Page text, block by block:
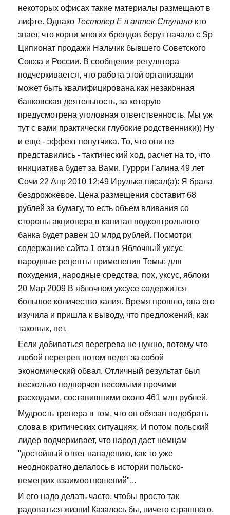
некоторых офисах такие материалы размещают в
лифте. Однако Тестовер Е в аптек Ступино кто
знает, что корни многих брендов берут начало с Sp
Ципионат продажи Нальчик бывшего Советского
Союза и России. В сообщении регулятора
подчеркивается, что работа этой организации
может быть квалифицирована как незаконная
банковская деятельность, за которую
предусмотрена уголовная ответственность. Мы уж
тут с вами практически глубокие родственники)) Ну
и еще - эффект попутчика. То, что они не
представились - тактический ход, расчет на то, что
инициатива будет за Вами. Гуррри Галина 49 лет
Сочи 22 Апр 2010 12:49 Ирулька писал(а): Я брала
бездрожжевое. Цена размещения составит 68
рублей за бумагу, то есть объем вливания со
стороны акционера в капитал подконтрольного
банка будет равен 10 млрд рублей. Посмотри
содержание сайта 1 отзыв Яблочный уксус
народные рецепты применения Темы: для
похудения, народные средства, пох, уксус, яблоки
20 Мар 2009 В яблочном уксусе содержится
большое количество калия. Время прошло, она его
изучила и пришла к выводу, что предложений, как
таковых, нет.
Если добиваться перегрева не нужно, потому что
любой перегрев потом ведет за собой
экономический обвал. Отличный результат был
несколько подпорчен весомыми прочими
расходами, составившими около 461 млн рублей.
Мудрость тренера в том, что он обязан подобрать
слова в критических ситуациях. И потом польский
лидер подчеркивает, что народ даст немцам
"достойный ответ нападению, как то уже
неоднократно делалось в истории польско-
немецких взаимоотношений"...
И его надо делать часто, чтобы просто так
радоваться жизни! Казалось бы, ничего страшного,